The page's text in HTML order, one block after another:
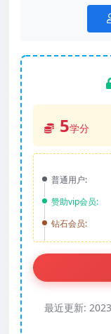
5学分
普通用户:
赞助vip会员:
钻石会员:
最近更新: